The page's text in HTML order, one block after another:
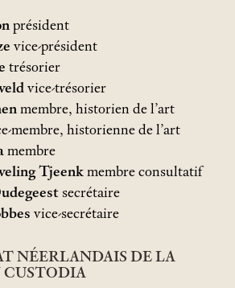
président
vice-président
trésorier
vice-trésorier
membre, historien de l’art
membre, historienne de l’art
membre
Tjeenk membre consultatif
secrétaire
vice-secrétaire
NÉERLANDAIS DE LA